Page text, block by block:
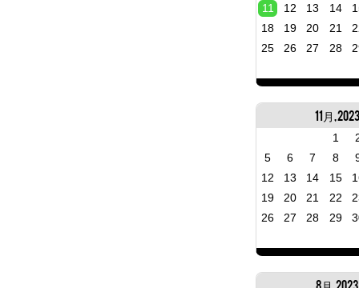
11
12 13 14
18
19 20 21
25
26 27 28
11月, 2023
1
5
6 7 8
12
13 14 15
19
20 21 22
26
27 28 29
8月, 2023